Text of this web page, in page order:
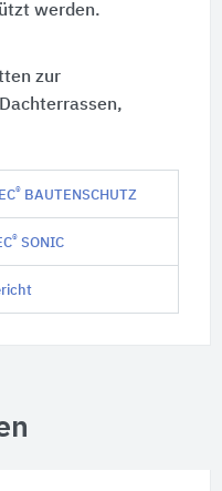
werden.
zur
®BAUTENSCHUTZ
®SONIC